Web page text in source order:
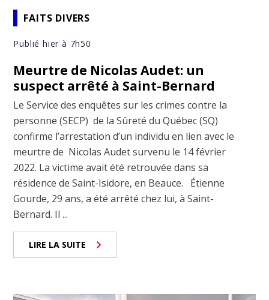
FAITS DIVERS
Publié hier à 7h50
Meurtre de Nicolas Audet: un
suspect arrêté à Saint-Bernard
Le Service des enquêtes sur les crimes contre la
personne (SECP) de la Sûreté du Québec (SQ)
confirme l’arrestation d’un individu en lien avec le
meurtre de Nicolas Audet survenu le 14 février
2022. La victime avait été retrouvée dans sa
résidence de Saint-Isidore, en Beauce. Étienne
Gourde, 29 ans, a été arrêté chez lui, à Saint-
Bernard. Il ...
LIRE LA SUITE